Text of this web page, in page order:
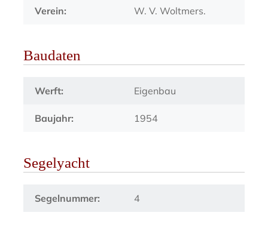
Verein: W. V. Woltmers.
Baudaten
Werft: Eigenbau
Baujahr: 1954
Segelyacht
Segelnummer: 4